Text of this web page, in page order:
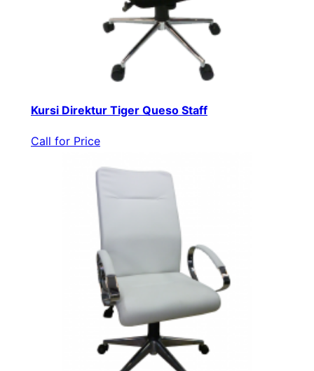
Kursi Direktur Tiger Queso Staff
Call for Price